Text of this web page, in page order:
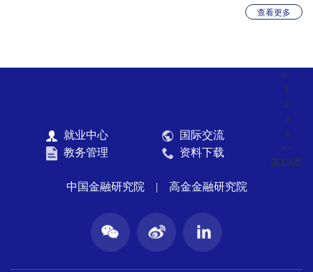
庭财富管理的第一责任人，能否准确识别金融风险、理性选择投资方向将直接
影响个人乃至家庭的财富安全和健康，金融素养由此成为居民财富管理之路上
状和群像。在去年报告的基础上
查看更多
<<
1
2
3
4
>>
第1/4页
就业中心
国际交流
教务管理
资料下载
中国金融研究院 | 高金金融研究院